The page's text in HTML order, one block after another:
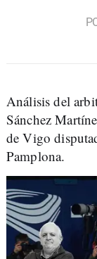
Análisis del
Sánchez
de Vigo
Pamplona.